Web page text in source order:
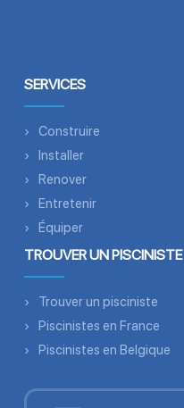
SERVICES
Construire
Installer
Renover
Entretenir
Équiper
TROUVER UN PISCINISTE
Trouver un pisciniste
Piscinistes en France
Piscinistes en Belgique